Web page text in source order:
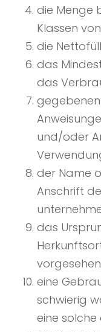
die Menge
Klassen
die
das
das
und/oder
der Name
Anschrift
das
eine
schwierig
eine